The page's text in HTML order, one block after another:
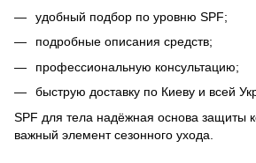
удобный подбор по уровню SPF;
подробные описания средств;
профессиональную консультацию;
быструю доставку по Киеву и всей
SPF для тела надёжная основа защиты
важный элемент сезонного ухода.